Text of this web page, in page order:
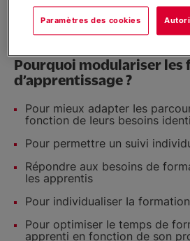
Formation doit répondre aux
apprenants à tous moments
différentes (présentielles,
Pourquoi modulariser les
d’apprentissage ?
Pour mieux adapter Ies
fonction de Ieurs besoins
Pour permettre un suivi
Répondre aux besoins de
Ies apprentis
Pour individualiser Ia formation
Pour optimiser Ie temps de
apprenti en fonction de son
Paramètres des cookies